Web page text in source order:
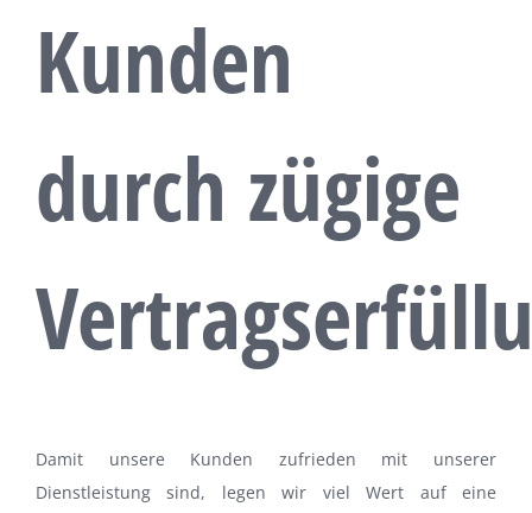
Kunden
durch zügige
Damit unsere Kunden zufrieden mit unserer
Dienstleistung sind, legen wir viel Wert auf eine